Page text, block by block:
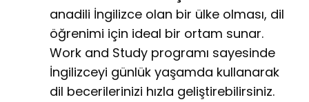
anadili İngilizce olan bir ülke olması, dil
öğrenimi için ideal bir ortam sunar.
Work and Study programı sayesinde
İngilizceyi günlük yaşamda kullanarak
dil becerilerinizi hızla geliştirebilirsiniz.